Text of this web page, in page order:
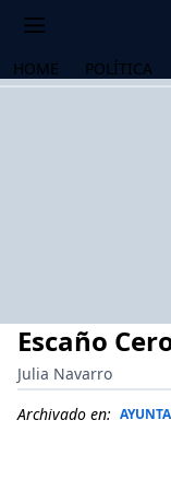
HOME POLÍTICA
Escaño
Julia Navarro
Archivado en: